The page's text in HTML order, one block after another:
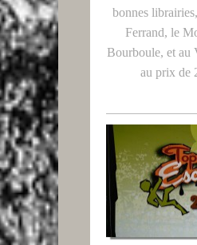
bonnes
Ferrand, le
Bourboule, et au
au prix de